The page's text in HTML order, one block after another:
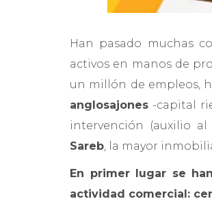
Han pasado muchas
activos en manos de
un millón de empleos,
anglosajones -capital
intervención (auxilio
Sareb, la mayor
En primer lugar se
actividad comercial: